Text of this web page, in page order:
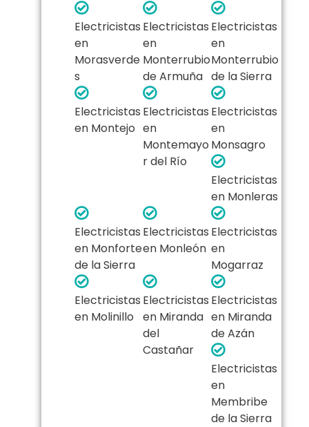
Electricistas
en
Morasverde
s
Electricistas
en
Monterrubio
de Armuña
Electricistas
en
Monterrubio
de la Sierra
Electricistas
en Montejo
Electricistas
en
Montemayo
r del Río
Electricistas
en
Monsagro
Electricistas
en Monleras
Electricistas
en Monforte
de la Sierra
Electricistas
en Monleón
Electricistas
en
Mogarraz
Electricistas
en Molinillo
Electricistas
en Miranda
del
Castañar
Electricistas
en Miranda
de Azán
Electricistas
en
Membribe
de la Sierra